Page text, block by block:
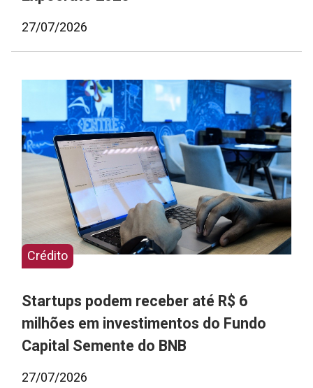
27/07/2026
Crédito
Startups podem receber até R$ 6
milhões em investimentos do Fundo
Capital Semente do BNB
27/07/2026